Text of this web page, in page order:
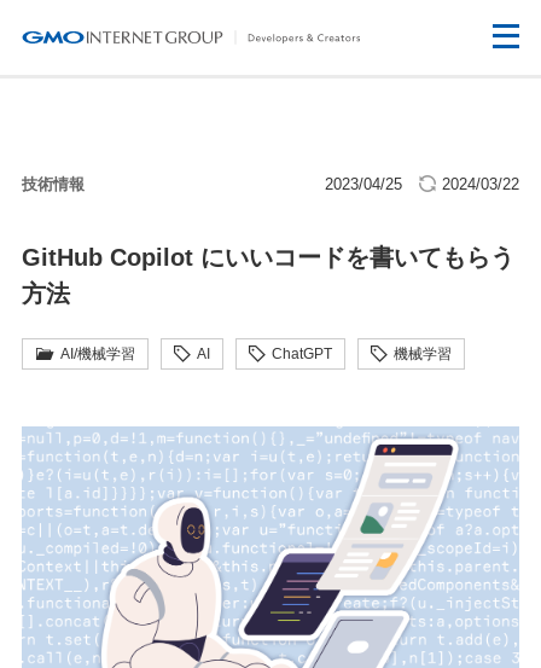
技術情報 2023/04/25 2024/03/22
GitHub Copilot にいいコードを書いてもらう
方法
AI/機械学習 AI ChatGPT 機械学習